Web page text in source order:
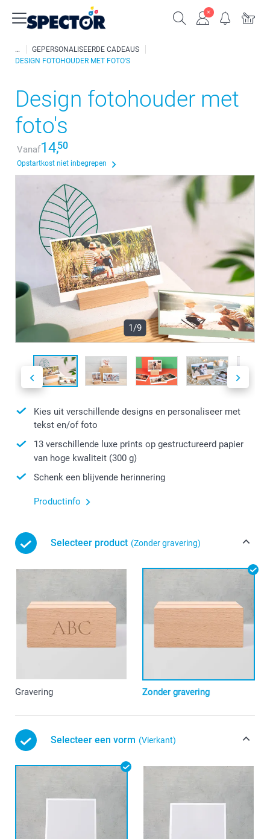
GEPERSONALISEERDE CADEAUS
DESIGN FOTOHOUDER MET FOTO'S
Design fotohouder met
foto's
Vanaf14,50
Opstartkost niet inbegrepen
1/9
Kies uit verschillende designs en personaliseer met
tekst en/of foto
13 verschillende luxe prints op gestructureerd papier
van hoge kwaliteit (300 g)
Schenk een blijvende herinnering
Productinfo
Selecteer product (Zonder gravering)
Gravering Zonder gravering
Selecteer een vorm (Vierkant)